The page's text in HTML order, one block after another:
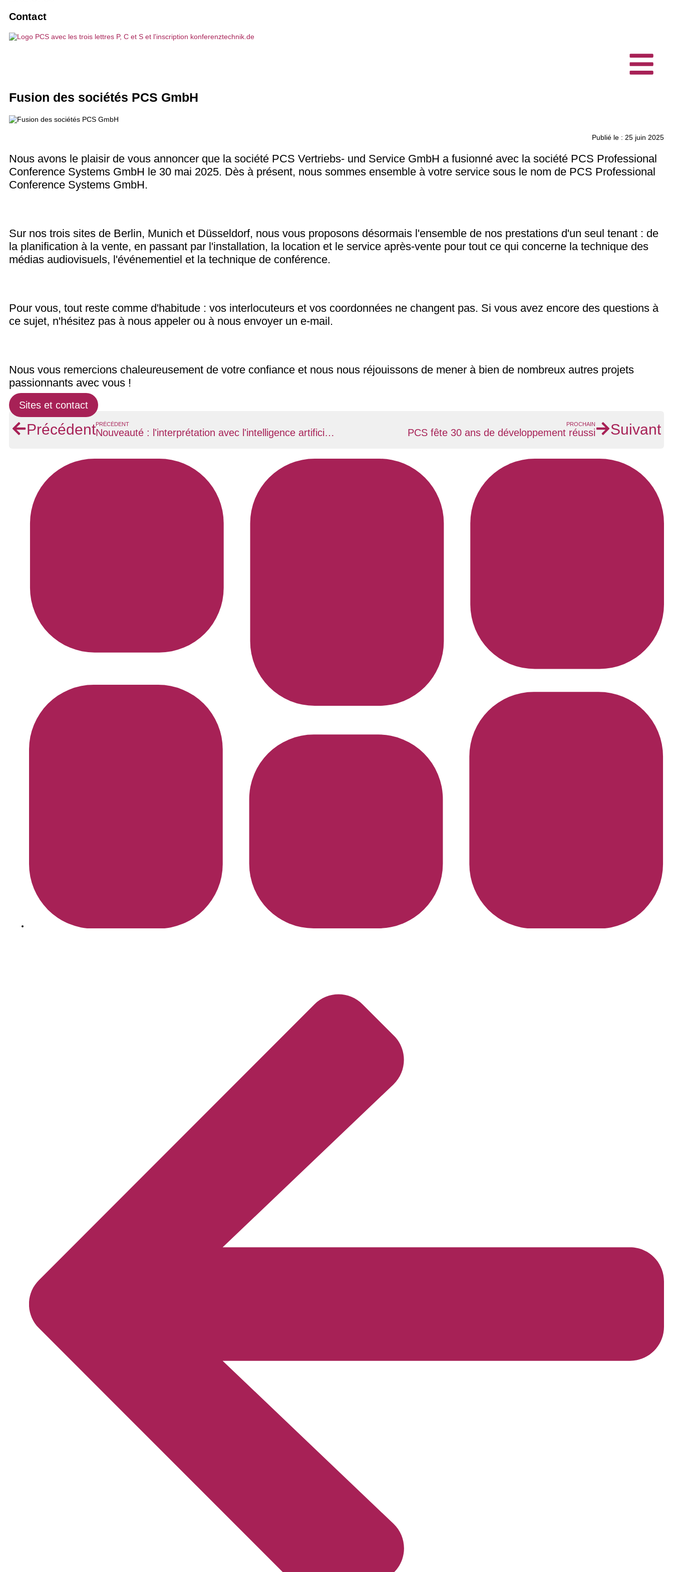
Vision, durabilité
Actualités
Contact
Fusion des sociétés PCS GmbH
Publié le : 25 juin 2025
Nous avons le plaisir de vous annoncer que la société PCS Vertriebs- und Service GmbH a fusionné avec la société PCS Professional
Conference Systems GmbH le 30 mai 2025. Dès à présent, nous sommes ensemble à votre service sous le nom de PCS Professional
Conference Systems GmbH.
Sur nos trois sites de Berlin, Munich et Düsseldorf, nous vous proposons désormais l'ensemble de nos prestations d'un seul tenant : de
la planification à la vente, en passant par l'installation, la location et le service après-vente pour tout ce qui concerne la technique des
médias audiovisuels, l'événementiel et la technique de conférence.
Pour vous, tout reste comme d'habitude : vos interlocuteurs et vos coordonnées ne changent pas. Si vous avez encore des questions à
ce sujet, n'hésitez pas à nous appeler ou à nous envoyer un e-mail.
Nous vous remercions chaleureusement de votre confiance et nous nous réjouissons de mener à bien de nombreux autres projets
passionnants avec vous !
Sites et contact
PrécédentPRÉCÉDENT
Nouveauté : l'interprétation avec l'intelligence artificielle
PROCHAIN
PCS fête 30 ans de développement réussi Suivant